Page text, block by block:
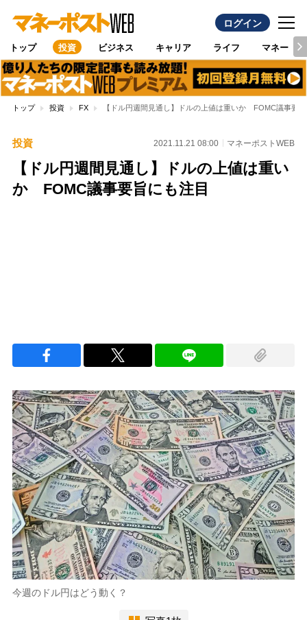
ログイン
トップ 投資 ビジネス キャリア ライフ マネー
トップ 投資 FX 【ドル円週間見通し】ドルの上値は重いか FOMC議事要
投資 2021.11.21 08:00 マネーポストWEB
【ドル円週間見通し】ドルの上値は重い
か FOMC議事要旨にも注目
今週のドル円はどう動く？